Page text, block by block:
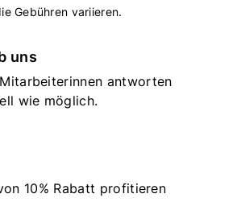
Gebühren variieren.
uns
antworten
wie möglich.
10% Rabatt profitieren